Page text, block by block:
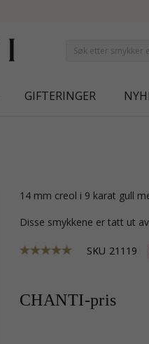
GIFTERINGER
14 mm creol i 9 karat gull
Disse smykkene er tatt ut
SKU 21119
CHANTI-pris